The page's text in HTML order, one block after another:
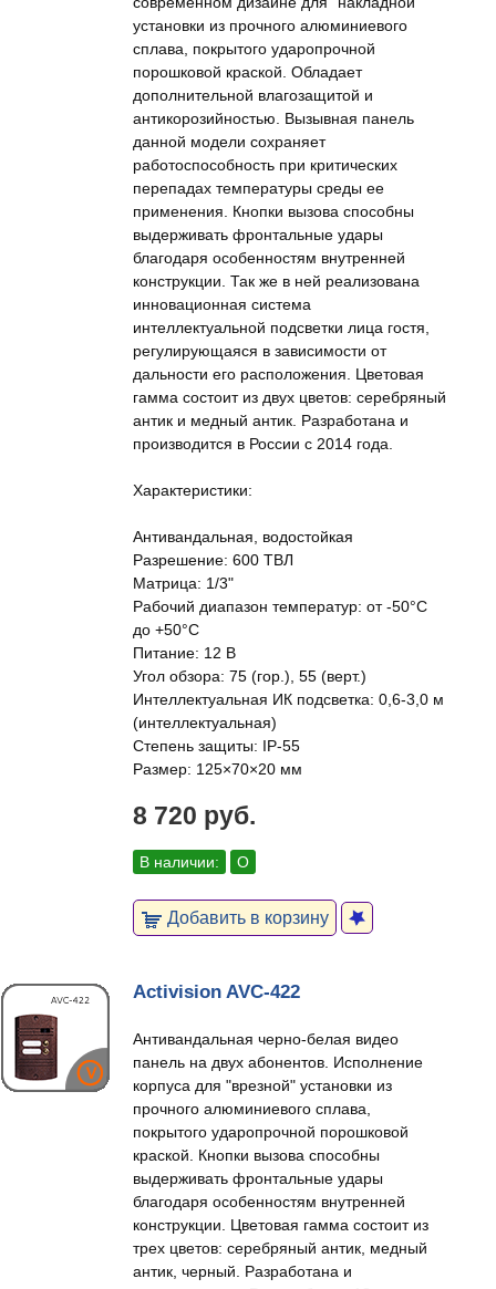
установки из прочного алюминиевого
сплава, покрытого ударопрочной
порошковой краской. Обладает
дополнительной влагозащитой и
антикорозийностью. Вызывная панель
данной модели сохраняет
работоспособность при критических
перепадах температуры среды ее
применения. Кнопки вызова способны
выдерживать фронтальные удары
благодаря особенностям внутренней
конструкции. Так же в ней реализована
инновационная система
интеллектуальной подсветки лица гостя,
регулирующаяся в зависимости от
дальности его расположения. Цветовая
гамма состоит из двух цветов: серебряный
антик и медный антик. Разработана и
производится в России с 2014 года.
Характеристики:
Антивандальная, водостойкая
Разрешение: 600 ТВЛ
Матрица: 1/3"
Рабочий диапазон температур: от -50°C
до +50°C
Питание: 12 В
Угол обзора: 75 (гор.), 55 (верт.)
Интеллектуальная ИК подсветка: 0,6-3,0 м
(интеллектуальная)
Степень защиты: IP-55
Размер: 125×70×20 мм
8 720 руб.
В наличии: О
Добавить в корзину
Activision AVC-422
Антивандальная черно-белая видео
панель на двух абонентов. Исполнение
корпуса для "врезной" установки из
прочного алюминиевого сплава,
покрытого ударопрочной порошковой
краской. Кнопки вызова способны
выдерживать фронтальные удары
благодаря особенностям внутренней
конструкции. Цветовая гамма состоит из
трех цветов: серебряный антик, медный
антик, черный. Разработана и